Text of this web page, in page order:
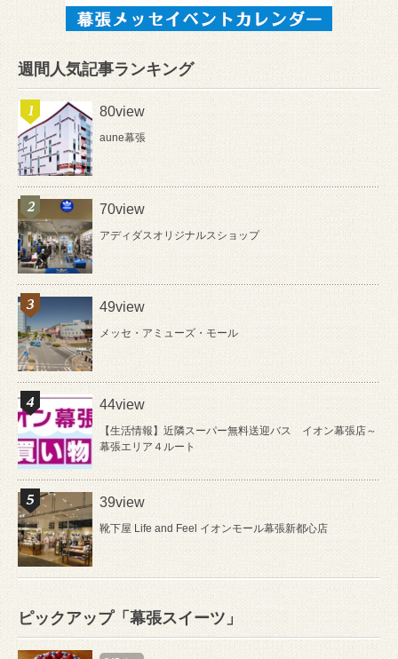
週間人気記事ランキング
80view
aune幕張
70view
アディダスオリジナルスショップ
49view
メッセ・アミューズ・モール
44view
【生活情報】近隣スーパー無料送迎バス イオン幕張店～
幕張エリア４ルート
39view
靴下屋 Life and Feel イオンモール幕張新都心店
ピックアップ「幕張スイーツ」